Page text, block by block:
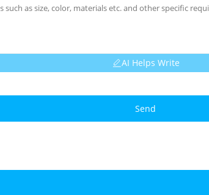
AI Helps Write
Send